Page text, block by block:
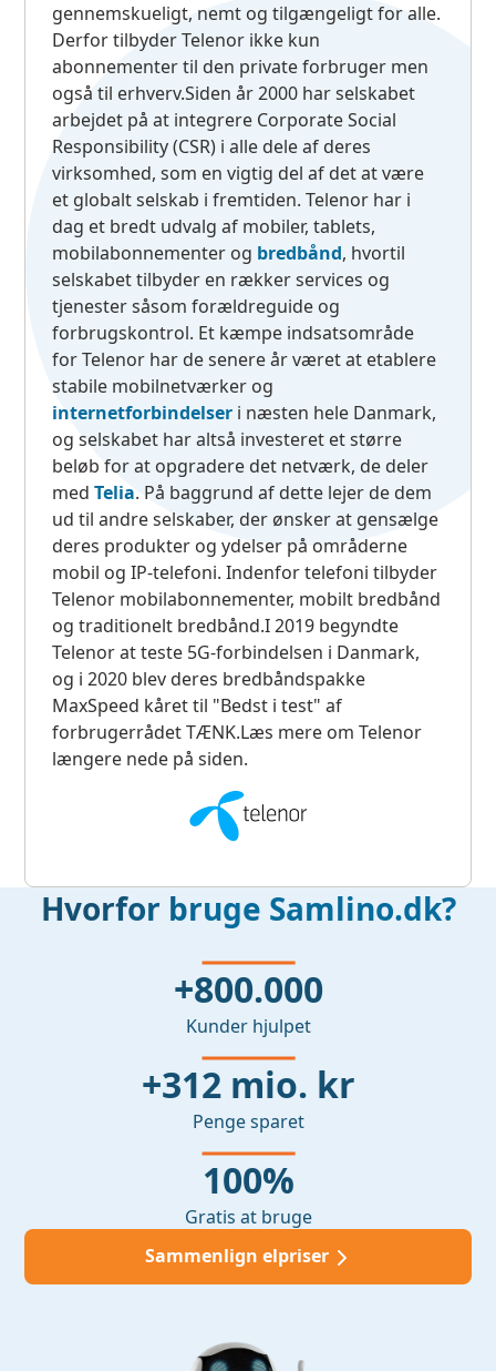
gennemskueligt, nemt og tilgængeligt for alle.
Derfor tilbyder Telenor ikke kun
abonnementer til den private forbruger men
også til erhverv.Siden år 2000 har selskabet
arbejdet på at integrere Corporate Social
Responsibility (CSR) i alle dele af deres
virksomhed, som en vigtig del af det at være
et globalt selskab i fremtiden. Telenor har i
dag et bredt udvalg af mobiler, tablets,
mobilabonnementer og bredbånd, hvortil
selskabet tilbyder en rækker services og
tjenester såsom forældreguide og
forbrugskontrol. Et kæmpe indsatsområde
for Telenor har de senere år været at etablere
stabile mobilnetværker og
internetforbindelser i næsten hele Danmark,
og selskabet har altså investeret et større
beløb for at opgradere det netværk, de deler
medTelia. På baggrund af dette lejer de dem
ud til andre selskaber, der ønsker at gensælge
deres produkter og ydelser på områderne
mobil og IP-telefoni. Indenfor telefoni tilbyder
Telenor mobilabonnementer, mobilt bredbånd
og traditionelt bredbånd.I 2019 begyndte
Telenor at teste 5G-forbindelsen i Danmark,
og i 2020 blev deres bredbåndspakke
MaxSpeed kåret til "Bedst i test" af
forbrugerrådet TÆNK.Læs mere om Telenor
længere nede på siden.
Hvorfor bruge Samlino.dk?
+800.000
Kunder hjulpet
+312 mio. kr
Penge sparet
100%
Gratis at bruge
Sammenlign elpriser